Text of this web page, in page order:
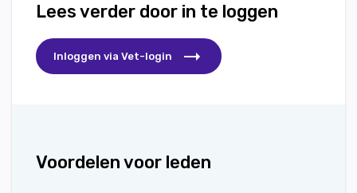
Lees verder door in te loggen
Inloggen via Vet-login
Voordelen voor leden